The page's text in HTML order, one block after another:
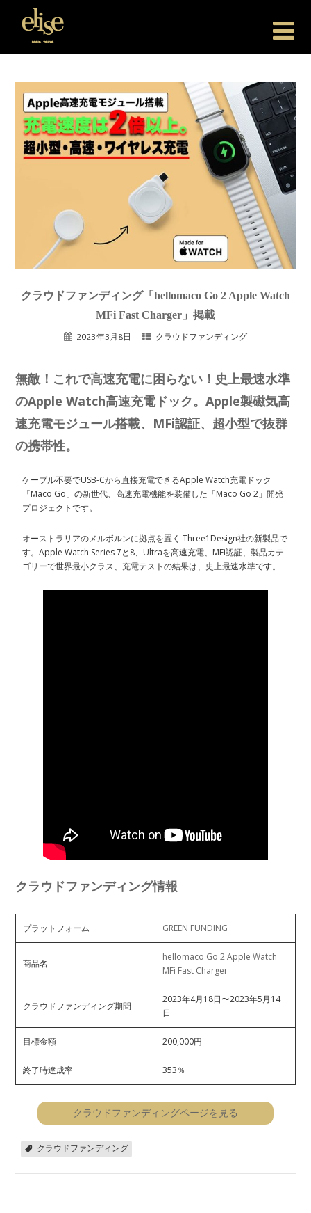
Elise Japan
クラウドファンディング「hellomaco Go 2 Apple Watch
MFi Fast Charger」掲載
2023年3月8日 クラウドファンディング
無敵！これで高速充電に困らない！史上最速水準
のApple Watch高速充電ドック。Apple製磁気高
速充電モジュール搭載、MFi認証、超小型で抜群
の携帯性。
ケーブル不要でUSB-Cから直接充電できるApple Watch充電ドック
「Maco Go」の新世代、高速充電機能を装備した「Maco Go 2」開発
プロジェクトです。
オーストラリアのメルボルンに拠点を置く Three1Design社の新製品で
す。Apple Watch Series 7と8、Ultraを高速充電、MFi認証、製品カテ
ゴリーで世界最小クラス、充電テストの結果は、史上最速水準です。
クラウドファンディング情報
プラットフォーム GREEN FUNDING
商品名
hellomaco Go 2 Apple Watch
MFi Fast Charger
クラウドファンディング期間
2023年4月18日〜2023年5月14
日
目標金額 200,000円
終了時達成率 353％
クラウドファンディングページを見る
クラウドファンディング